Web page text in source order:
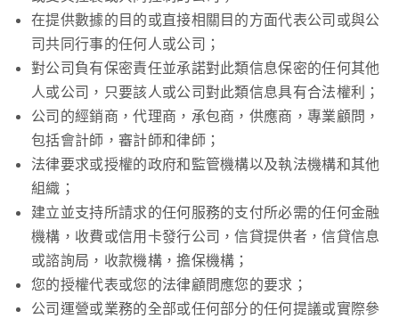
在提供數據的目的或直接相關目的方面代表公司或與公
司共同行事的任何人或公司；
對公司負有保密責任並承諾對此類信息保密的任何其他
人或公司，只要該人或公司對此類信息具有合法權利；
公司的經銷商，代理商，承包商，供應商，專業顧問，
包括會計師，審計師和律師；
法律要求或授權的政府和監管機構以及執法機構和其他
組織；
建立並支持所請求的任何服務的支付所必需的任何金融
機構，收費或信用卡發行公司，信貸提供者，信貸信息
或諮詢局，收款機構，擔保機構；
您的授權代表或您的法律顧問應您的要求；
公司運營或業務的全部或任何部分的任何提議或實際參